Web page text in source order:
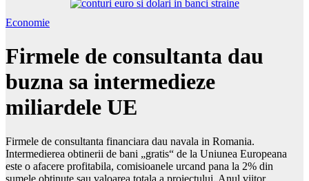
Economie
Firmele de consultanta dau
buzna sa intermedieze
miliardele UE
Firmele de consultanta financiara dau navala in Romania.
Intermedierea obtinerii de bani „gratis“ de la Uniunea Europeana
este o afacere profitabila, comisioanele urcand pana la 2% din
sumele obtinute sau valoarea totala a proiectului. Anul viitor